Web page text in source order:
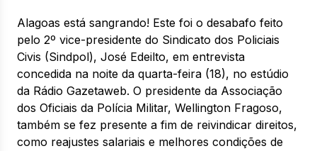
Alagoas está sangrando! Este foi o desabafo feito
pelo 2º vice-presidente do Sindicato dos Policiais
Civis (Sindpol), José Edeilto, em entrevista
concedida na noite da quarta-feira (18), no estúdio
da Rádio Gazetaweb. O presidente da Associação
dos Oficiais da Polícia Militar, Wellington Fragoso,
também se fez presente a fim de reivindicar direitos,
como reajustes salariais e melhores condições de